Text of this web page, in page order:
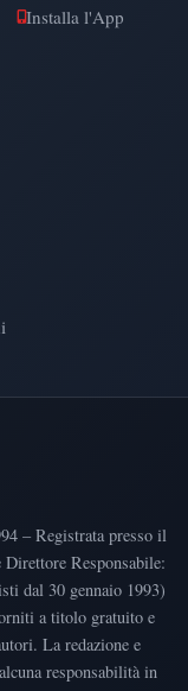
Installa l'App
– Registrata presso il
Responsabile:
dal 30 gennaio 1993)
a titolo gratuito e
La redazione e
responsabilità in